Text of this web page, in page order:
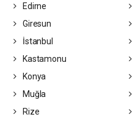
Edirne
Giresun
İstanbul
Kastamonu
Konya
Muğla
Rize